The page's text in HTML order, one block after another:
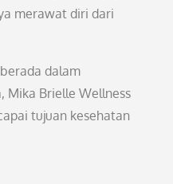
merawat diri dari
dalam
Mika Brielle Wellness
tujuan kesehatan